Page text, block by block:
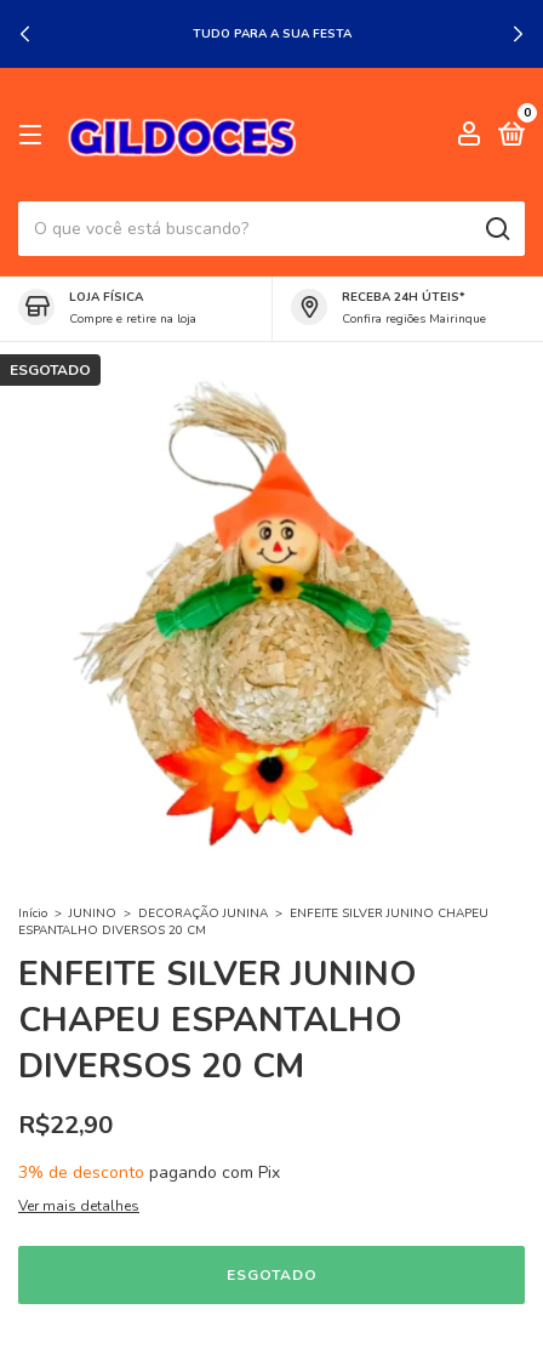
TUDO PARA A SUA FESTA
0
LOJA FÍSICA
Compre e retire na loja
RECEBA 24H ÚTEIS*
Confira regiões Mairinque
ESGOTADO
Início > JUNINO > DECORAÇÃO JUNINA > ENFEITE SILVER JUNINO CHAPEU
ESPANTALHO DIVERSOS 20 CM
ENFEITE SILVER JUNINO
CHAPEU ESPANTALHO
DIVERSOS 20 CM
R$22,90
3% de desconto pagando com Pix
Ver mais detalhes